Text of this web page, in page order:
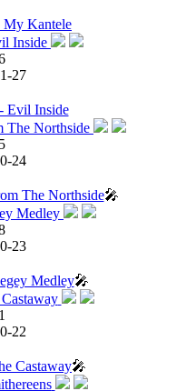
My Kantele
27
Evil Inside
24
The Northside🎤
23
Medley🎤
22
Castaway🎤